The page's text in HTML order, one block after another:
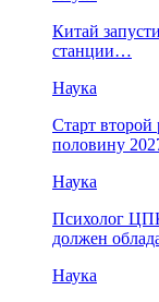
Китай
станции…
Наука
Старт
половину
Наука
Психолог
должен
Наука